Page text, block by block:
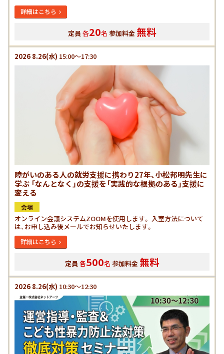
詳細はこちら
定員 各20名 参加料金 無料
2026 8.26(水) 15:00～17:30
障がいのある人の就労支援に携わり27年、小松邦明先生に
学ぶ 「なんとなく」の支援を「実践的な根拠のある」支援に
変える
会場
オンライン会議システムZOOMを使用します。 入室方法について
は、お申し込み後メールでお知らせいたします。
詳細はこちら
定員 各500名 参加料金 無料
2026 8.26(水) 10:30～12:30